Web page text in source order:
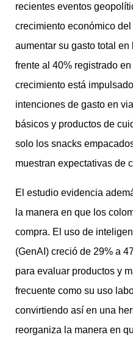
recientes eventos
crecimiento económico
aumentar su gasto total
frente al 40% registrado
crecimiento está
intenciones de gasto en
básicos y productos de
solo los snacks
muestran expectativas de
El estudio evidencia
la manera en que los
compra. El uso de
(GenAI) creció de 29% a
para evaluar productos y
frecuente como su uso
convirtiendo así en una
reorganiza la manera en